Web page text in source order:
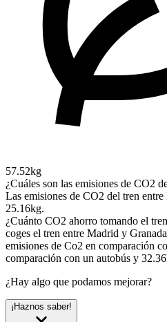
57.52kg
¿Cuáles son las emisiones de CO2
Las emisiones de CO2 del tren
25.16kg.
¿Cuánto CO2 ahorro tomando el
coges el tren entre Madrid y
emisiones de Co2 en comparación
comparación con un autobús y
¿Hay algo que podamos mejorar?
¡Haznos saber!